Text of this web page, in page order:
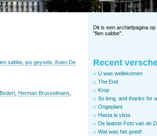
sabbe jos geysels Koen De
Herman Brusselmans
Dit is een archiefpagina op
"fien sabbe".
Recent
U was wellekomen
The End
Krop
So long, and thanks for
Ongeplant
Hasta la vista
De laatste Foto van de
Wat was het goed!